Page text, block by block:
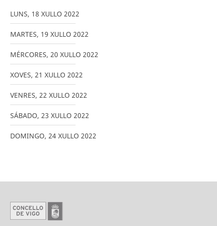
LUNS, 18 XULLO 2022
MARTES, 19 XULLO 2022
MÉRCORES, 20 XULLO 2022
XOVES, 21 XULLO 2022
VENRES, 22 XULLO 2022
SÁBADO, 23 XULLO 2022
DOMINGO, 24 XULLO 2022